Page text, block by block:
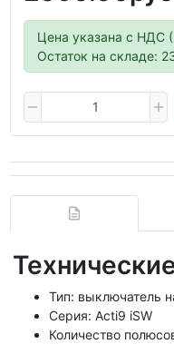
Цена указана с НДС
Остаток на складе:
Тип: выключатель
Серия: Acti9 iSW
Количество